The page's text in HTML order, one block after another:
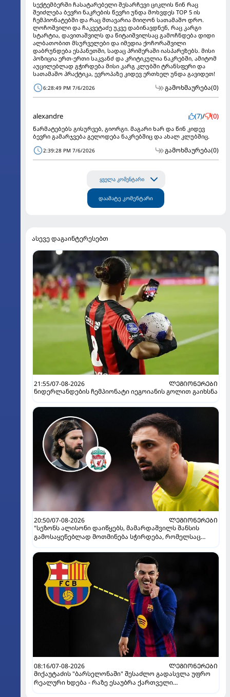
სექტემბერში ჩასატარებელი შესარჩევი ციკლის წინ რაც
შეიძლება ბევრი ნაკრების წევრი უნდა მოხვდეს TOP 5 ის
ჩემპიონატებში და რაც მთავარია მიიღონ სათამაშო დრო.
ლოჩოშვილი და ჩაკვეტაძე უკვე დაბინავდნენ, რაც კარგი
სტარტია, დავითაშვილს და წიტაიშვილსაც გამოჩნდება დიდი
ალბათობით მსურველები და იმედია ქოჩორაშვილი
დაბრუნდება ესპანეთში, სადაც პრიმერაში იასპარეზებს. მისი
პოზიცია ერთ-ერთი საკვანძ და კრიტიკულია ნაკრებში, ამიტომ
აუცილებლად გჭირდება მისი კარგ კლუბში ტრანსფერი და
სათამაშო პრაქტიკა, ევროპაზე კიდევ ერთხელ უნდა გავიდეთ!
6:28:49 PM 7/6/2026 გამოხმაურება(0)
alexandre (7)/ (0)
წარმატებებს გისურვებ, გიორგი. მაგარი ხარ და წინ კიდევ
ბევრი გამარჯვება გელოდება ნაკრებშიც და ახალ კლუბშიც.
2:39:28 PM 7/6/2026 გამოხმაურება(0)
ყველა კომენტარი
დაამატე კომენტარი
ასევე დაგაინტერესებთ
21:55/07-08-2026
ᲚᲔᲒᲘᲝᲜᲔᲠᲔᲑᲘ
ნიდერლანდების ჩემპიონატი იეგოიანის გოლით გაიხსნა
20:50/07-08-2026
ᲚᲔᲒᲘᲝᲜᲔᲠᲔᲑᲘ
"სეზონს ალისონი დაიწყებს, მამარდაშვილს შანსის
გამოსაყენებლად მოთმინება სჭირდება, რომელსაც
მეკარემ
08:16/07-08-2026
ᲚᲔᲒᲘᲝᲜᲔᲠᲔᲑᲘ
მიქაუტაძის "ბარსელონაში" შესაძლო გადასვლა უფრო
რეალური ხდება - რაზე ესაუბრა ქართველი